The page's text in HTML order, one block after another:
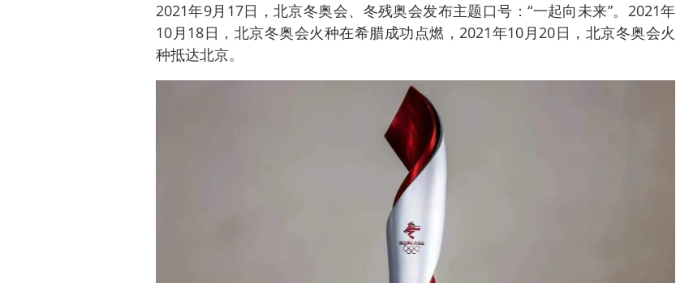
2021年9月17日，北京冬奥会、冬残奥会发布主题口号：“一起向未来”。2021年
10月18日，北京冬奥会火种在希腊成功点燃，2021年10月20日，北京冬奥会火
种抵达北京。